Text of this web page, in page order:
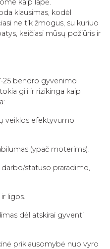
kaip lapė.
klausimas, kodėl
ne tik žmogus, su kuriuo
keičiasi mūsų požiūris ir
25 bendro gyvenimo
gili ir rizikinga kaip
veiklos efektyvumo
(ypač moterims).
statuso praradimo,
ligos.
dėl atskirai gyventi
priklausomybė nuo vyro